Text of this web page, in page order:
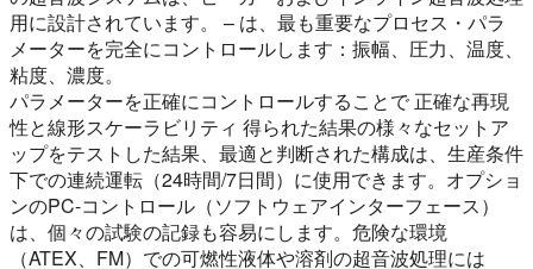
用に設計されています。 – は、最も重要なプロセス・パラ
メーターを完全にコントロールします：振幅、圧力、温度、
粘度、濃度。
パラメーターを正確にコントロールすることで 正確な再現
性と線形スケーラビリティ 得られた結果の様々なセットア
ップをテストした結果、最適と判断された構成は、生産条件
下での連続運転（24時間/7日間）に使用できます。オプショ
ンのPC-コントロール（ソフトウェアインターフェース）
は、個々の試験の記録も容易にします。危険な環境
（ATEX、FM）での可燃性液体や溶剤の超音波処理には